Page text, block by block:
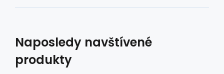
Naposledy navštívené
produkty